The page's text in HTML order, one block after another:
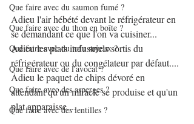
Que faire avec du saumon fumé ?
Que faire avec du thon en boîte ?
Que faire avec du tofu soyeux ?
Que faire avec de l'avocat ?
Que faire avec des asperges ?
Que faire avec des lentilles ?
Adieu l'air hébété devant le réfrigérateur en
se demandant ce que l'on va cuisiner...
Adieu les plats industriels sortis du
réfrigérateur ou du congélateur par défaut....
Adieu le paquet de chips dévoré en
attendant qu'un miracle se produise et qu'un
plat apparaisse....